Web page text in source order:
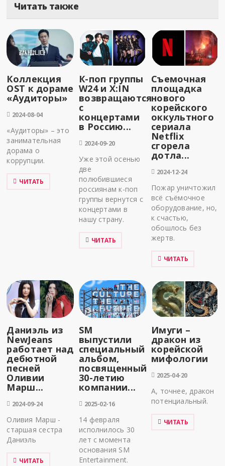
Читать также
Коллекция
OST к дораме
«Аудиторы»
2024-08-04
«Аудиторы» – это
занимательная
дорама о
коррупции.
ЧИТАТЬ
К-поп группы
W24 и X:IN
возвращаются
с
концертами
в Россию...
2024-09-20
Уже этой осенью
две
полюбившиеся
россиянам к-поп
группы вернутся с
концертами в
нашу страну.
ЧИТАТЬ
Съемочная
площадка
нового
корейского
оккультного
сериала
Netflix
сгорела
дотла...
2024-12-24
Пожар уничтожил
всё съёмочное
оборудование, но,
к счастью,
обошлось без
жертв.
ЧИТАТЬ
Даниэль из
NewJeans
работает над
дебютной
песней
Оливии
Марш...
2024-09-24
Оливия Марш -
старшая сестра
Даниэль
ЧИТАТЬ
SM
выпустили
специальный
альбом,
посвященный
30-летию
компании...
2025-02-16
14 февраля
исполнилось 30
лет с момента
основания SM
Entertainment.
Имуги –
дракон из
корейской
мифологии
2025-04-20
А, точнее, дракон
потенциальный.
ЧИТАТЬ